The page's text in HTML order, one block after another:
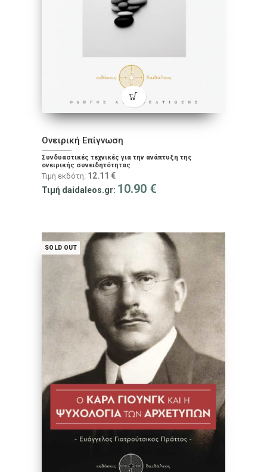
Ονειρική Επίγνωση
Συνδυαστικές τεχνικές για την ανάπτυξη της
ονειρικής συνειδητότητας
Τιμή εκδότη: 12.11 €
Τιμή daidaleos.gr: 10.90 €
SOLD OUT